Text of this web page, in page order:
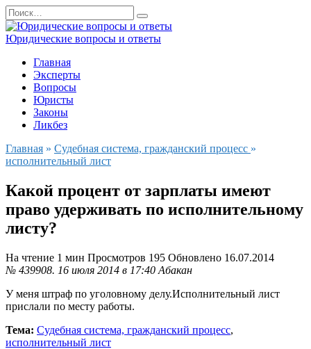
Перейти
к
содержанию
Search
for:
Юридические вопросы и ответы
Главная
Эксперты
Вопросы
Юристы
Законы
Ликбез
Главная » Судебная система, гражданский процесс »
исполнительный лист
Какой процент от зарплаты имеют
право удерживать по исполнительному
листу?
На чтение 1 мин Просмотров 195 Обновлено 16.07.2014
№ 439908. 16 июля 2014 в 17:40 Абакан
У меня штраф по уголовному делу.Исполнительный лист
прислали по месту работы.
Тема: Судебная система, гражданский процесс,
исполнительный лист